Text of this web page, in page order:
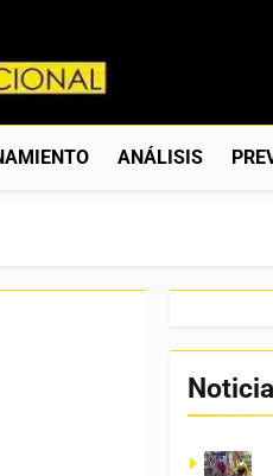
Análisis, Crónicas, Previas
ANÁLISIS